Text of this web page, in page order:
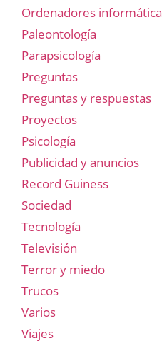
Ordenadores informática
Paleontología
Parapsicología
Preguntas
Preguntas y respuestas
Proyectos
Psicología
Publicidad y anuncios
Record Guiness
Sociedad
Tecnología
Televisión
Terror y miedo
Trucos
Varios
Viajes